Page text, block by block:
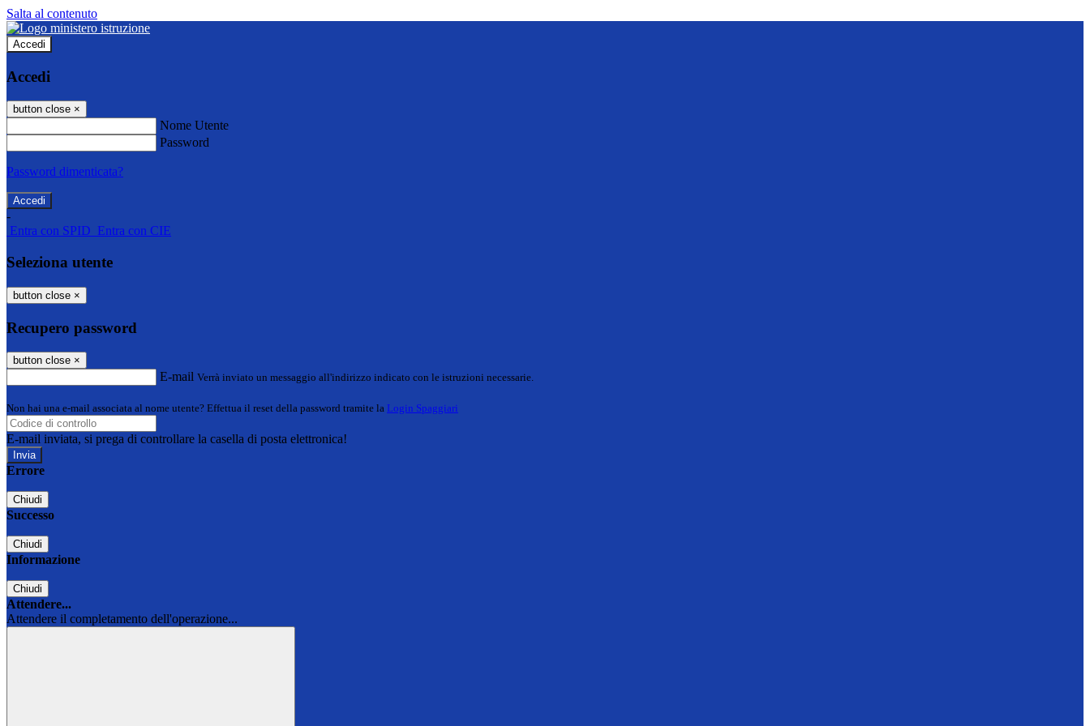
Salta al contenuto
Accedi
Accedi
button close ×
Nome Utente
Password
Password dimenticata?
-
Entra con SPID Entra con CIE
Seleziona utente
button close ×
Recupero password
button close ×
E-mail Verrà inviato un messaggio all'indirizzo indicato con le istruzioni necessarie.
Non hai una e-mail associata al nome utente? Effettua il reset della password tramite la Login Spaggiari
E-mail inviata, si prega di controllare la casella di posta elettronica!
Errore
Chiudi
Successo
Chiudi
Informazione
Chiudi
Attendere...
Attendere il completamento dell'operazione...